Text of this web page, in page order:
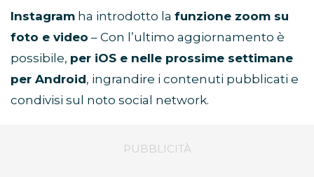
Instagram ha introdotto la funzione zoom su
foto e video – Con l’ultimo aggiornamento è
possibile, per iOS e nelle prossime settimane
per Android, ingrandire i contenuti pubblicati e
condivisi sul noto social network.